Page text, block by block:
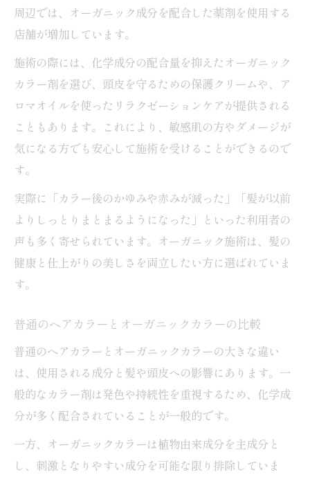
周辺では、オーガニック成分を配合した薬剤を使用する
店舗が増加しています。
施術の際には、化学成分の配合量を抑えたオーガニック
カラー剤を選び、頭皮を守るための保護クリームや、ア
ロマオイルを使ったリラクゼーションケアが提供される
こともあります。これにより、敏感肌の方やダメージが
気になる方でも安心して施術を受けることができるので
す。
実際に「カラー後のかゆみや赤みが減った」「髪が以前
よりしっとりまとまるようになった」といった利用者の
声も多く寄せられています。オーガニック施術は、髪の
健康と仕上がりの美しさを両立したい方に選ばれていま
す。
普通のヘアカラーとオーガニックカラーの比較
普通のヘアカラーとオーガニックカラーの大きな違い
は、使用される成分と髪や頭皮への影響にあります。一
般的なカラー剤は発色や持続性を重視するため、化学成
分が多く配合されていることが一般的です。
一方、オーガニックカラーは植物由来成分を主成分と
し、刺激となりやすい成分を可能な限り排除していま